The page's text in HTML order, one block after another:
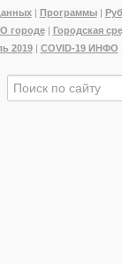
| Программы|
О городе| Городская
2019| COVID-19 ИНФО